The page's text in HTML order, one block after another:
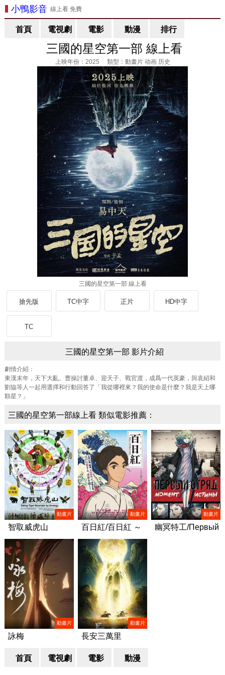
小鴨影音線上看 免費
首頁 電視劇 電影 動漫 排行
三國的星空第一部 線上看
上映年份：2025 類型：動畫片 动画 历史
三國的星空第一部 線上看
搶先版 TC中字 正片 HD中字
TC
三國的星空第一部 影片介紹
劇情介紹：
東漢末年，天下大亂。曹操討董卓、迎天子、戰官渡，成爲一代英豪，與袁紹和
劉協等人一起用選擇和行動回答了「我從哪裡來？我的使命是什麼？我是天上哪
顆星？」
三國的星空第一部線上看 類似電影推薦：
動畫片
智取威虎山
動畫片
百日紅/百日紅 ～
Miss HOKUSAI～
動畫片
幽冥特工/Первый
動畫片
詠梅
動畫片
長安三萬里
首頁 電視劇 電影 動漫